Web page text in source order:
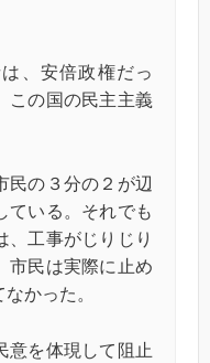
、安倍政権だっ
この国の民主主義
民の３分の２が辺
ている。それでも
、工事がじりじり
市民は実際に止め
かった。
意を体現して阻止